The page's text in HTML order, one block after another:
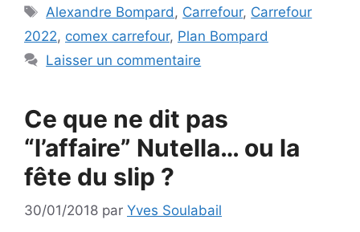
Étiquettes
Alexandre Bompard, Carrefour, Carrefour
2022, comex carrefour, Plan Bompard
Laisser un commentaire
Ce que ne dit pas
“l’affaire” Nutella… ou la
fête du slip ?
30/01/2018 par Yves Soulabail